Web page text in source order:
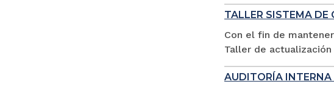
TALLER SISTEMA DE
Con el fin de
Taller de
AUDITORÍA